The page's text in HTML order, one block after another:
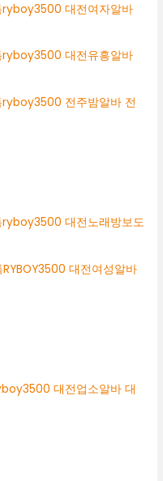
대전여자알바
대전유흥알바
전주밤알바 전
대전노래방보도
대전여성알바
대전업소알바 대